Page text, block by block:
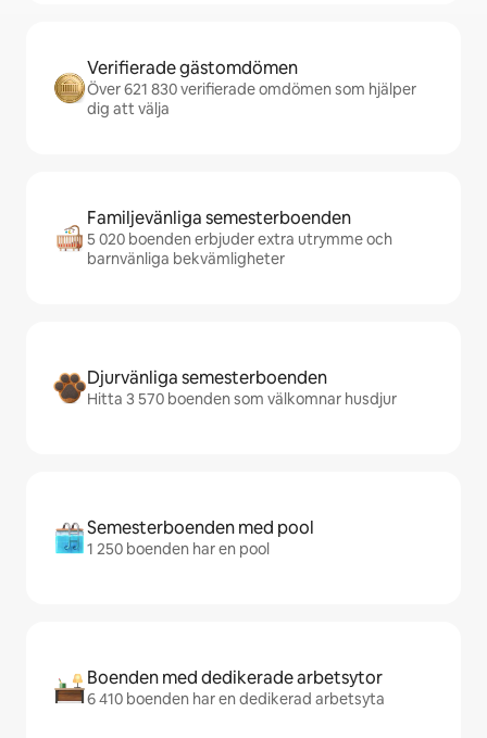
Verifierade gästomdömen
Över 621 830 verifierade omdömen som hjälper
dig att välja
Familjevänliga semesterboenden
5 020 boenden erbjuder extra utrymme och
barnvänliga bekvämligheter
Djurvänliga semesterboenden
Hitta 3 570 boenden som välkomnar husdjur
Semesterboenden med pool
1 250 boenden har en pool
Boenden med dedikerade arbetsytor
6 410 boenden har en dedikerad arbetsyta